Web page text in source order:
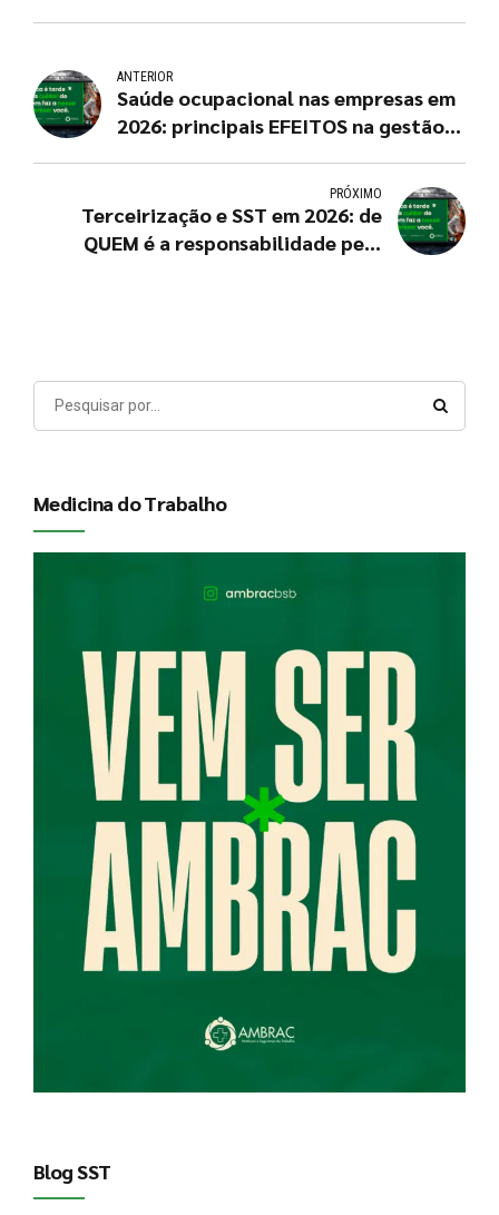
ANTERIOR
Saúde ocupacional nas empresas em
2026: principais EFEITOS na gestão,
PRÓXIMO
Terceirização e SST em 2026: de
QUEM é a responsabilidade pela
Medicina do Trabalho
Blog SST